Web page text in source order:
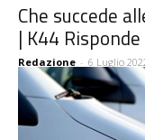
Che succede
| K44 Risponde
Redazione - 6 Luglio